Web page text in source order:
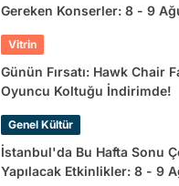
Gereken Konserler: 8 - 9
Vitrin
Günün Fırsatı: Hawk Chair
Oyuncu Koltuğu İndirimde!
Genel Kültür
İstanbul'da Bu Hafta Sonu
Yapılacak Etkinlikler: 8 - 9